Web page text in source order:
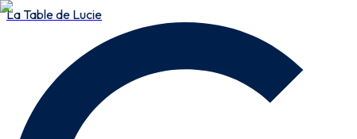
La Table de Lucie